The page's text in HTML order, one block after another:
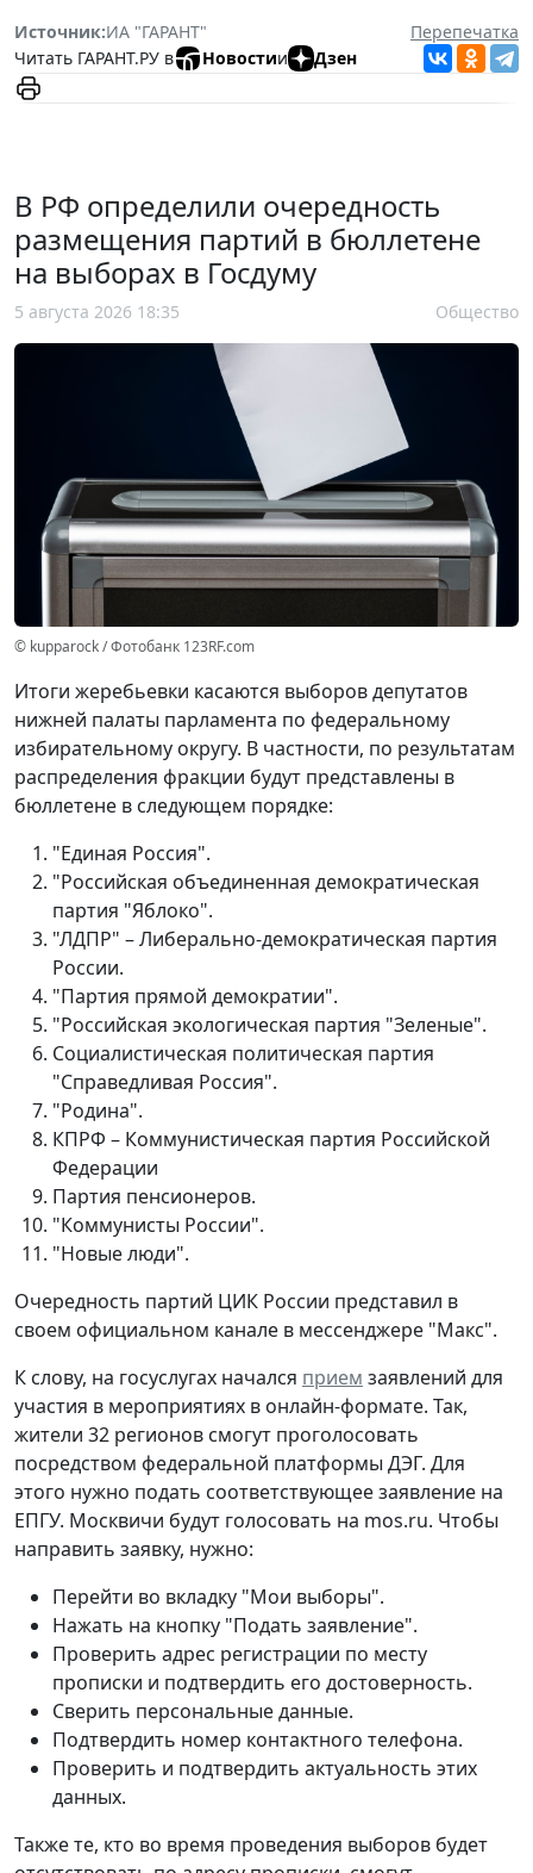
Источник:ИА "ГАРАНТ"
Перепечатка
Читать ГАРАНТ.РУ в
Новостии Дзен
В РФ определили очередность
размещения партий в бюллетене
на выборах в Госдуму
5 августа 2026 18:35 Общество
© kupparock / Фотобанк 123RF.com
Итоги жеребьевки касаются выборов депутатов
нижней палаты парламента по федеральному
избирательному округу. В частности, по результатам
распределения фракции будут представлены в
бюллетене в следующем порядке:
"Единая Россия".
"Российская объединенная демократическая
партия "Яблоко".
"ЛДПР" – Либерально-демократическая партия
России.
"Партия прямой демократии".
"Российская экологическая партия "Зеленые".
Социалистическая политическая партия
"Справедливая Россия".
"Родина".
КПРФ – Коммунистическая партия Российской
Федерации
Партия пенсионеров.
"Коммунисты России".
"Новые люди".
Очередность партий ЦИК России представил в
своем официальном канале в мессенджере "Макс".
К слову, на госуслугах начался прием заявлений для
участия в мероприятиях в онлайн-формате. Так,
жители 32 регионов смогут проголосовать
посредством федеральной платформы ДЭГ. Для
этого нужно подать соответствующее заявление на
ЕПГУ. Москвичи будут голосовать на mos.ru. Чтобы
направить заявку, нужно:
Перейти во вкладку "Мои выборы".
Нажать на кнопку "Подать заявление".
Проверить адрес регистрации по месту
прописки и подтвердить его достоверность.
Сверить персональные данные.
Подтвердить номер контактного телефона.
Проверить и подтвердить актуальность этих
данных.
Также те, кто во время проведения выборов будет